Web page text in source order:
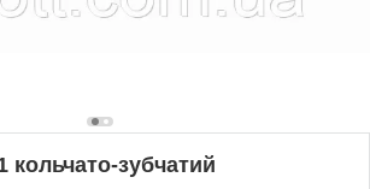
кольчато-зубчатий